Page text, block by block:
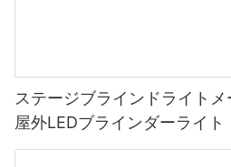
ステージブラインドライト
屋外LEDブラインダーライト